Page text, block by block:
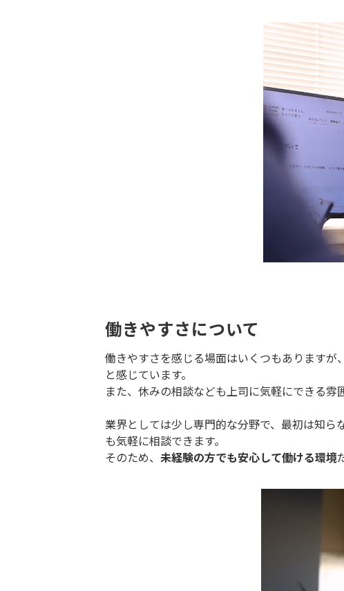
働きやすさについて
働きやすさを感じる場面はいくつもありますが
と感じています。
また、休みの相談なども上司に気軽にできる雰
業界としては少し専門的な分野で、最初は知
も気軽に相談できます。
そのため、 未経験の方でも安心して働ける環境